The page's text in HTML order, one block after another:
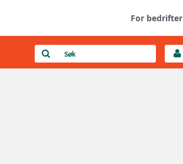
For bedrifter
Last opp selv